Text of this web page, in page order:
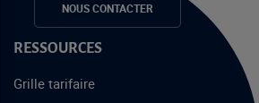
NOUS CONTACTER
RESSOURCES
Grille tarifaire